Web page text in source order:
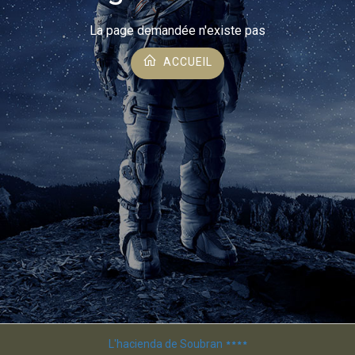
La page demandée n'existe pas
ACCUEIL
L'hacienda de Soubran